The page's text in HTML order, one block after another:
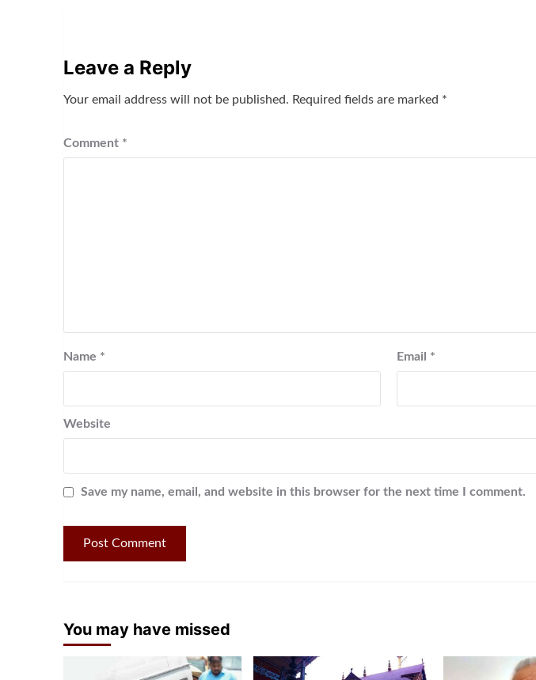
Leave a Reply
Your email address will not be published. Required fields are marked *
Comment *
Name * Email *
Website
Save my name, email, and website in this browser for the next time I comment.
You may have missed